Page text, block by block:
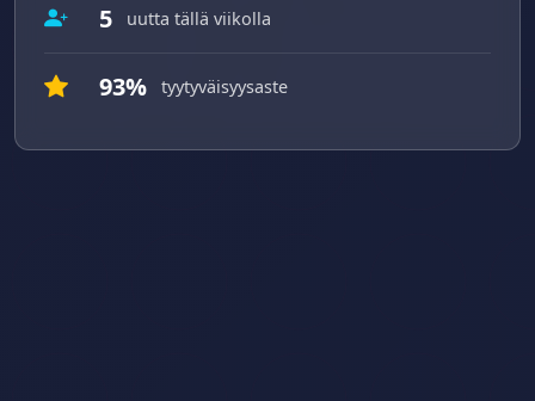
5 uutta tällä viikolla
93% tyytyväisyysaste